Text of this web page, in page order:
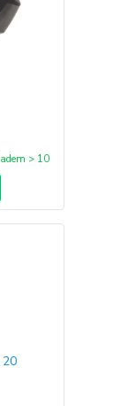
> 10